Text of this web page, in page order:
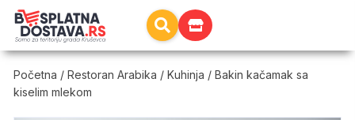
Početna /Restoran Arabika /Kuhinja / Bakin kačamak sa
kiselim mlekom